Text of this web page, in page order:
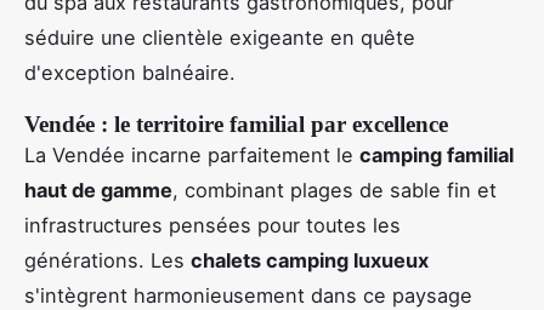
séduire une clientèle exigeante en quête
d'exception balnéaire.
Vendée : le territoire familial par excellence
La Vendée incarne parfaitement le camping familial
haut de gamme, combinant plages de sable fin et
infrastructures pensées pour toutes les
générations. Les chalets camping luxueux
s'intègrent harmonieusement dans ce paysage